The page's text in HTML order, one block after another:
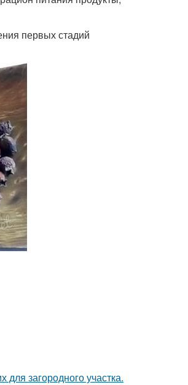
первых стадий
загородного участка.